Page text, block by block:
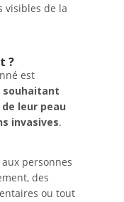
visibles de la
?
est
souhaitant
leur peau
invasives.
personnes
des
ou tout